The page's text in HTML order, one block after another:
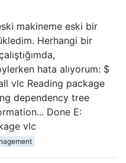
makineme eski bir
Herhangi bir
hata alıyorum: $
vlc Reading package
dependency tree
Done E:
vlc